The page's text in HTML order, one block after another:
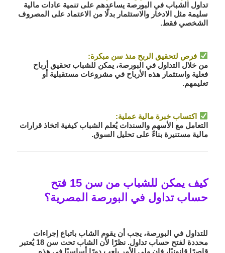
تداول الشباب في البورصة يساعدهم علىتنمية عادات مالية
سليمة مثل الادخار والاستثمار بدلًا من الاعتماد على المصروف
الشخصي فقط.
فرص لتحقيق الربح منذ سن مبكرة:
من خلال التداول في البورصة، يمكن للشباب تحقيق أرباح
فعلية واستثمار هذه الأرباح في مشروعات مستقبلية أو
تعليمهم.
اكتساب خبرة مالية عملية:
التعامل مع الأسهم والسندات يُعلم الشبابكيفية اتخاذ قرارات
مالية مستنيرة بناءً على تحليل السوق.
كيف يمكن للشباب من سن 15 فتح
حساب تداول في البورصة المصرية؟
للتداول في البورصة، يجب أن يقوم الشاب باتباع إجراءات
محددة
لفتح حساب تداول. نظرًا لأن الشاب تحت سن 18 يُعتبر
قاصرًا قانونيًا، فإنولي الأمر يلعب دورًا أساسيًا في هذه